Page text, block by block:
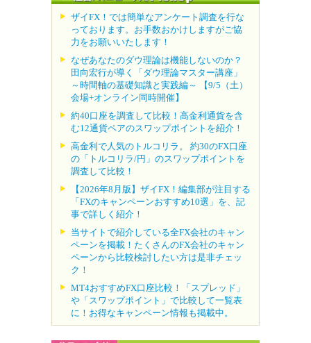
ザイFX！では簡単なアンケート調査を行な
っております。お手数おかけしますがご協
力をお願いいたします！
なぜあなたのダウ理論は機能しないのか？
田向宏行が導く「ダウ理論マスター講座」
～時間軸の基礎知識と実践編～ 【9/5（土）
会場+オンライン同時開催】
約40口座を調査して比較！高金利通貨を含
む12通貨ペアのスワップポイントを紹介！
高金利で人気のトルコリラ。 約30のFX口座
の「トルコリラ/円」のスワップポイントを
調査して比較！
【2026年8月版】ザイFX！編集部が注目する
「FXのキャンペーンおすすめ10選」を、記
事で詳しく紹介！
当サイトで紹介している全FX会社のキャン
ペーンを掲載！たくさんのFX会社のキャン
ペーンから比較検討したい方は是非チェッ
ク！
MT4おすすめFX口座比較！「スプレッド」
や「スワップポイント」で比較して一覧表
に！お得なキャンペーン情報も掲載中。